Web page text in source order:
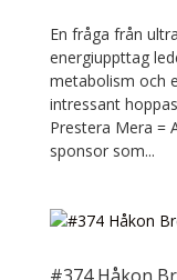
En fråga från
energiuppttag
metabolism och
intressant
Prestera Mera =
sponsor som...